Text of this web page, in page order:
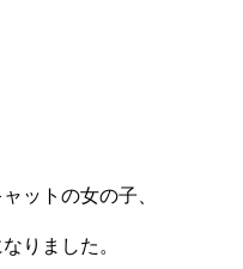
ットの女の子、
りました。